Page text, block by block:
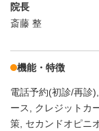
院長
斎藤 整
機能・特徴
電話予約(初診/再診)
ース
クレジットカ
策 セカンドオピニ